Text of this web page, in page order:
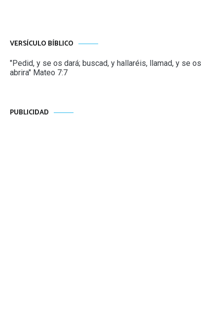
VERSÍCULO BÍBLICO
"Pedid, y se os dará; buscad, y hallaréis, llamad, y se os
abrira" Mateo 7:7
PUBLICIDAD